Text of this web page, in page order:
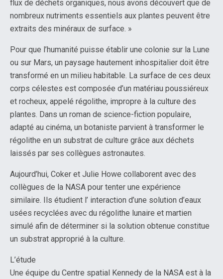
flux de déchets organiques, nous avons découvert que de
nombreux nutriments essentiels aux plantes peuvent être
extraits des minéraux de surface. »
Pour que l’humanité puisse établir une colonie sur la Lune
ou sur Mars, un paysage hautement inhospitalier doit être
transformé en un milieu habitable. La surface de ces deux
corps célestes est composée d’un matériau poussiéreux
et rocheux, appelé régolithe, impropre à la culture des
plantes. Dans un roman de science-fiction populaire,
adapté au cinéma, un botaniste parvient à transformer le
régolithe en un substrat de culture grâce aux déchets
laissés par ses collègues astronautes.
Aujourd’hui, Coker et Julie Howe collaborent avec des
collègues de la NASA pour tenter une expérience
similaire. Ils étudient l’ interaction d’une solution d’eaux
usées recyclées avec du régolithe lunaire et martien
simulé afin de déterminer si la solution obtenue constitue
un substrat approprié à la culture.
L’étude
Une équipe du Centre spatial Kennedy de la NASA est à la